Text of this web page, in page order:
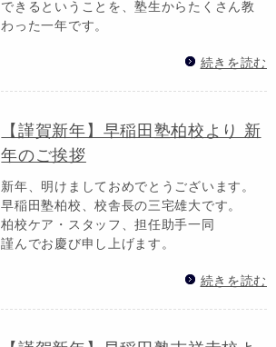
できるということを、塾生からたくさん教
わった一年です。
続きを読む
【謹賀新年】早稲田塾柏校より 新
年のご挨拶
新年、明けましておめでとうございます。
早稲田塾柏校、校舎長の三宅雄大です。
柏校ケア・スタッフ、担任助手一同
謹んでお慶び申し上げます。
続きを読む